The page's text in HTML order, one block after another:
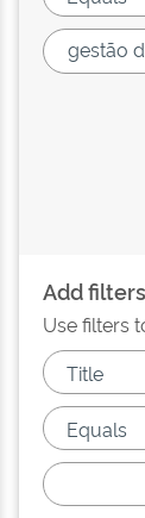
Add
Use filters